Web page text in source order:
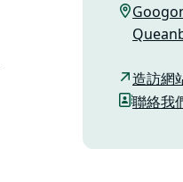
造訪網
聯絡我